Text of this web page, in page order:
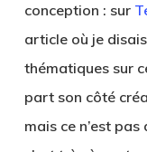
conception : sur
article où je
thématiques sur
part son côté
mais ce n’est